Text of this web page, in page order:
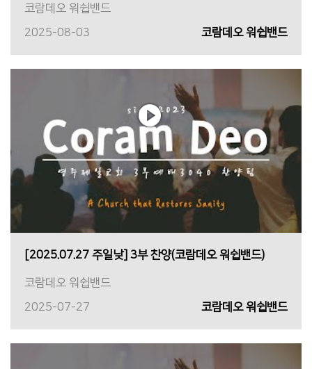
코람데오 워쉽밴드
2025-08-03
코람데오 워쉽밴드
[2025.07.27 주일낮] 3부 찬양(코람데오 워쉽밴드)
코람데오 워쉽밴드
2025-07-27
코람데오 워쉽밴드